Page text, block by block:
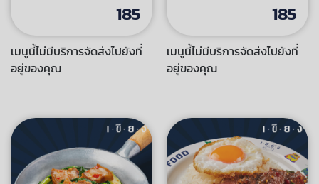
185
เมนูนี้ไม่มีบริการจัดส่งไปยังที่
อยู่ของคุณ
185
เมนูนี้ไม่มีบริการจัดส่งไปยังที่
อยู่ของคุณ